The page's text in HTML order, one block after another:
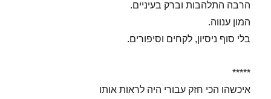
הרבה התלהבות וברק בעיניים.
המון ענווה.
בלי סוף ניסיון, לקחים וסיפורים.
*****
איכשהו הכי חזק עבורי היה לראות אותו